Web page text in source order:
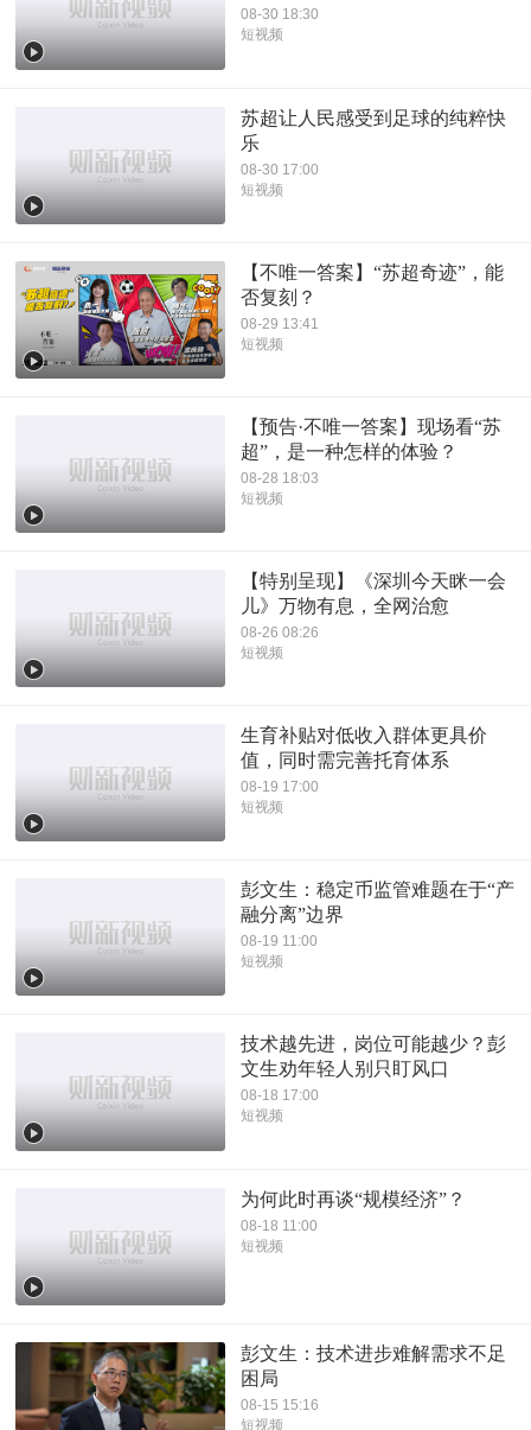
08-30 18:30
短视频
苏超让人民感受到足球的纯粹快
乐
08-30 17:00
短视频
【不唯一答案】“苏超奇迹”，能
否复刻？
08-29 13:41
短视频
【预告·不唯一答案】现场看“苏
超”，是一种怎样的体验？
08-28 18:03
短视频
【特别呈现】《深圳今天眯一会
儿》万物有息，全网治愈
08-26 08:26
短视频
生育补贴对低收入群体更具价
值，同时需完善托育体系
08-19 17:00
短视频
彭文生：稳定币监管难题在于“产
融分离”边界
08-19 11:00
短视频
技术越先进，岗位可能越少？彭
文生劝年轻人别只盯风口
08-18 17:00
短视频
为何此时再谈“规模经济”？
08-18 11:00
短视频
彭文生：技术进步难解需求不足
困局
08-15 15:16
短视频